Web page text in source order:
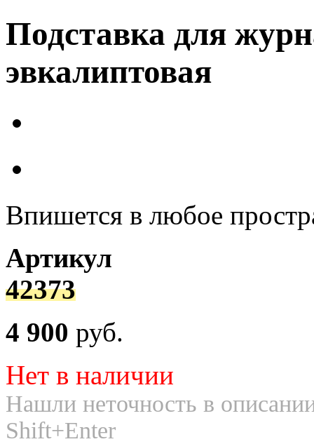
Подставка для
эвкалиптовая
Впишется в любое
Артикул
42373
4 900 руб.
Нет в наличии
Нашли неточность в
Shift+Enter